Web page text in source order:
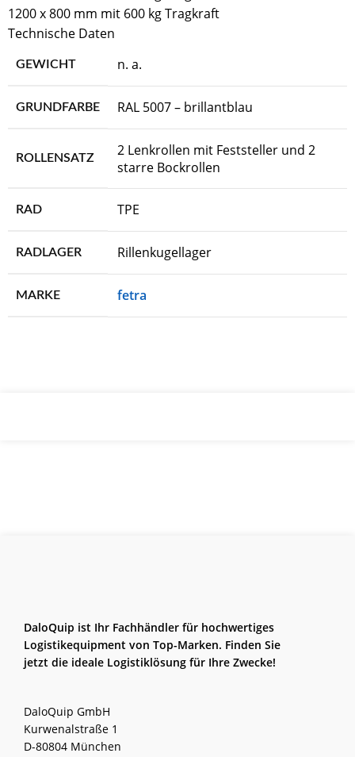
1200 x 800 mm mit 600 kg Tragkraft
Technische Daten
GEWICHT n. a.
GRUNDFARBE RAL 5007 – brillantblau
ROLLENSATZ
2 Lenkrollen mit Feststeller und 2
starre Bockrollen
RAD TPE
RADLAGER Rillenkugellager
MARKE fetra
DaloQuip ist Ihr Fachhändler für hochwertiges
Logistikequipment von Top-Marken. Finden Sie
jetzt die ideale Logistiklösung für Ihre Zwecke!
DaloQuip GmbH
Kurwenalstraße 1
D-80804 München